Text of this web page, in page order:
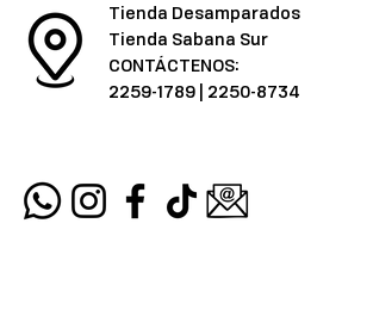
Tienda Desamparados
Tienda Sabana Sur
CONTÁCTENOS:
2259-1789 | 2250-8734